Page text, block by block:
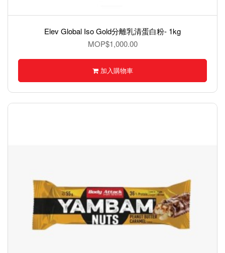
Elev Global Iso Gold分離乳清蛋白粉- 1kg
MOP$1,000.00
加入購物車